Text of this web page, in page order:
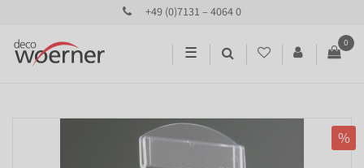
+49 (0)7131 – 4064 0
☰
0
%